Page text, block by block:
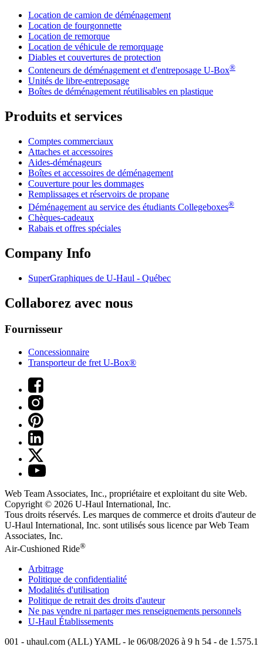
Location de camion de déménagement
Location de fourgonnette
Location de remorque
Location de véhicule de remorquage
Diables et couvertures de protection
Conteneurs de déménagement et d'entreposage U-Box®
Unités de libre-entreposage
Boîtes de déménagement réutilisables en plastique
Produits et services
Comptes commerciaux
Attaches et accessoires
Aides-déménageurs
Boîtes et accessoires de déménagement
Couverture pour les dommages
Remplissages et réservoirs de propane
Déménagement au service des étudiants Collegeboxes®
Chèques-cadeaux
Rabais et offres spéciales
Company Info
SuperGraphiques de U-Haul - Québec
Collaborez avec nous
Fournisseur
Concessionnaire
Transporteur de fret U-Box®
Web Team Associates, Inc., propriétaire et exploitant du site Web.
Copyright © 2026 U-Haul International, Inc.
Tous droits réservés. Les marques de commerce et droits d'auteur de
U-Haul International, Inc. sont utilisés sous licence par Web Team
Associates, Inc.
Air-Cushioned Ride®
Arbitrage
Politique de confidentialité
Modalités d'utilisation
Politique de retrait des droits d'auteur
Ne pas vendre ni partager mes renseignements personnels
U-Haul Établissements
001 - uhaul.com (ALL) YAML - le 06/08/2026 à 9 h 54 - de 1.575.1